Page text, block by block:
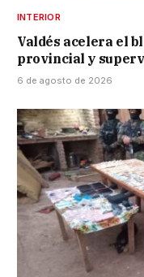
INTERIOR
Valdés acelera el
provincial y
6 de agosto de 2026